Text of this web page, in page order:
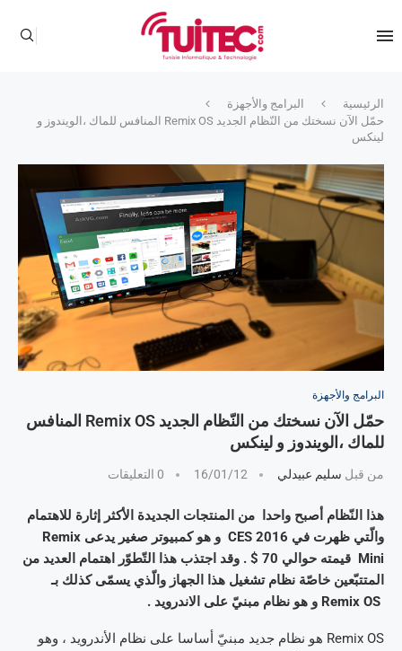
الرئيسية
البرامج والأجهزة
حمّل الآن نسختك من النّظام الجديد Remix OS المنافس للماك ،الويندوز و
لينكس
البرامج والأجهزة
حمّل الآن نسختك من النّظام الجديد Remix OS المنافس
للماك ،الويندوز و لينكس
من قبل سليم عبيدلي 16/01/12 0 التعليقات
هذا النّظام أصبح واحدا من المنتجات الجديدة الأكثر إثارة للاهتمام
والّتي ظهرت في CES 2016 و هو كمبيوتر صغير يدعى Remix
Mini قيمته حوالي 70 $ . وقد اجتذب هذا التّطوّر اهتمام العديد من
المتتبّعين خاصّة نظام تشغيل هذا الجهاز والّذي يسمّى كذلك بـ
Remix OS هو نظام جديد مبنيّ أساسا على نظام الأندرويد ، وهو